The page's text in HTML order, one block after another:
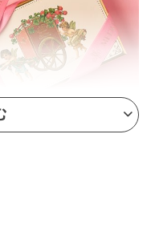
。15ユーロ。